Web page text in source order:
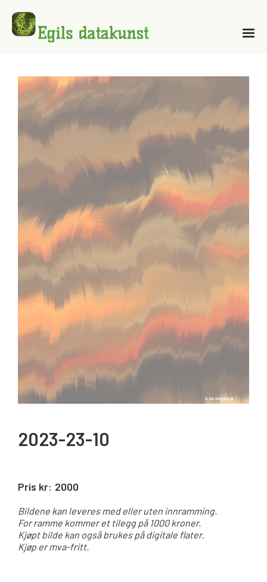
2023-23-10
Pris kr: 2000
Bildene kan leveres med eller uten innramming.
For ramme kommer et tilegg på 1000 kroner.
Kjøpt bilde kan også brukes på digitale flater.
Kjøp er mva-fritt.